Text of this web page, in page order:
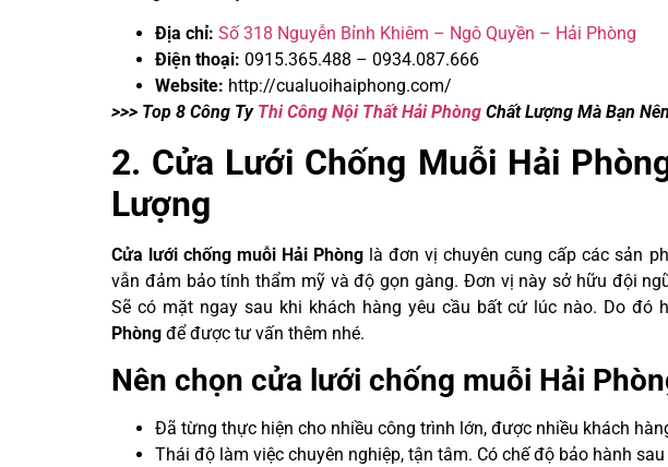
Địa chỉ: Số 318 Nguyễn Bỉnh Khiêm – Ngô Quyền – Hải Phòng
Điện thoại: 0915.365.488 – 0934.087.666
Website: http://cualuoihaiphong.com/
>>> Top 8 Công Ty Thi Công Nội Thất Hải Phòng Chất Lượng Mà Bạn
2. Cửa Lưới Chống Muỗi Hải
Lượng
Cửa lưới chống muỗi Hải Phòng là đơn vị chuyên cung cấp các sản
vẫn đảm bảo tính thẩm mỹ và độ gọn gàng. Đơn vị này sở hữu đội
Sẽ có mặt ngay sau khi khách hàng yêu cầu bất cứ lúc nào. Do đó
Phòng để được tư vấn thêm nhé.
Nên chọn cửa lưới chống muỗi Hải
Đã từng thực hiện cho nhiều công trình lớn, được nhiều khách
Thái độ làm việc chuyên nghiệp, tận tâm. Có chế độ bảo hành